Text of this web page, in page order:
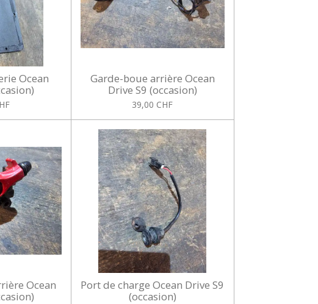
Ocean
Garde-boue arrière Ocean
Drive S9 (occasion)
39,00 CHF
Ocean
Port de charge Ocean Drive S9
(occasion)